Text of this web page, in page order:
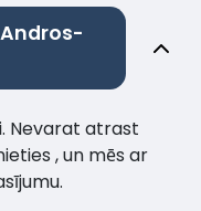
Nevarat atrast
, un mēs ar